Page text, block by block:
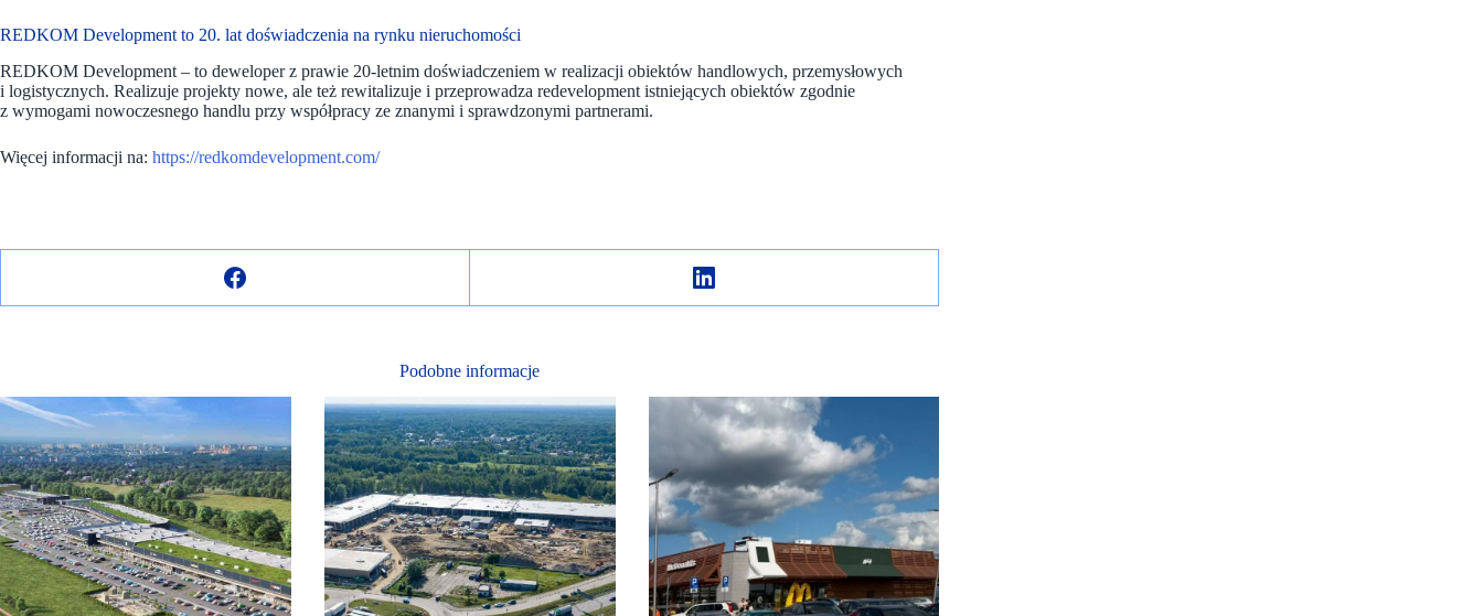
REDKOM Development to 20. lat doświadczenia na rynku nieruchomości
REDKOM Development – to deweloper z prawie 20-letnim doświadczeniem w realizacji obiektów handlowych, przemysłowych
i logistycznych. Realizuje projekty nowe, ale też rewitalizuje i przeprowadza redevelopment istniejących obiektów zgodnie
z wymogami nowoczesnego handlu przy współpracy ze znanymi i sprawdzonymi partnerami.
Więcej informacji na: https://redkomdevelopment.com/
Podobne informacje